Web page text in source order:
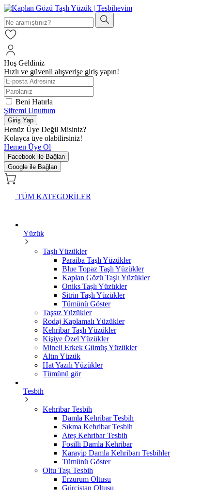
Hoş Geldiniz
Hızlı ve güvenli alışverişe giriş yapın!
Beni Hatırla
Şifremi Unuttum
Giriş Yap
Henüz Üye Değil Misiniz?
Kolayca üye olabilirsiniz!
Hemen Üye Ol
Facebook ile Bağlan
Google ile Bağlan
TÜM KATEGORİLER
Yüzük
Taşlı Yüzükler
Paraiba Taşlı Yüzükler
Blue Topaz Taşlı Yüzükler
Kaplan Gözü Taşlı Yüzükler
Oniks Taşlı Yüzükler
Sitrin Taşlı Yüzükler
Tümünü Göster
Taşsız Yüzükler
Rodaj Kaplamalı Yüzükler
Kehribar Taşlı Yüzükler
Kişiye Özel Yüzükler
Mineli Erkek Gümüş Yüzükler
Altın Yüzük
Hat Yazılı Yüzükler
Tümünü gör
Tesbih
Kehribar Tesbih
Damla Kehribar Tesbih
Sıkma Kehribar Tesbih
Ateş Kehribar Tesbih
Fosilli Damla Kehribar
Karayip Damla Kehribarı Tesbihler
Tümünü Göster
Oltu Taşı Tesbih
Erzurum Oltusu
Gürcistan Oltusu